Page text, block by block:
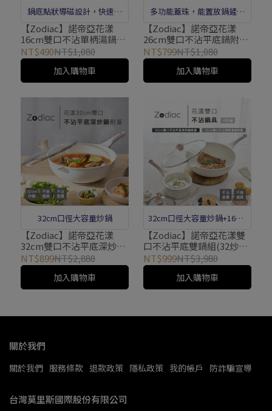
鍋底點狀導磁設計，快速導
熱不挑爐具
【Zodiac】諾帝亞花漾
16cm雙口不沾單柄湯鍋附
蓋ZFB-SH1601
NT$490NT$1,080
加入購物車
多功能蓋珠，能置放鍋鏟、
湯勺等廚具
【Zodiac】諾帝亞花漾
26cm雙口不沾平底鍋附蓋
ZFB-FP2601
NT$799NT$1,080
加入購物車
32cm口徑大容量炒鍋
【Zodiac】諾帝亞花漾
32cm雙口不沾平底深炒鍋
附蓋ZFB-FW3201
NT$899NT$2,880
加入購物車
32cm口徑大容量炒鍋+16cm
單柄湯鍋
【Zodiac】諾帝亞花漾雙
口不沾平底雙鍋組(32炒鍋
+16湯鍋）ZFB-SET3216
NT$999NT$3,980
加入購物車
關於我們
關於我們 服務條款 退款政策 隱私政策 我的帳戶 防詐騙宣導
台灣莫里斯國際股份有限公司